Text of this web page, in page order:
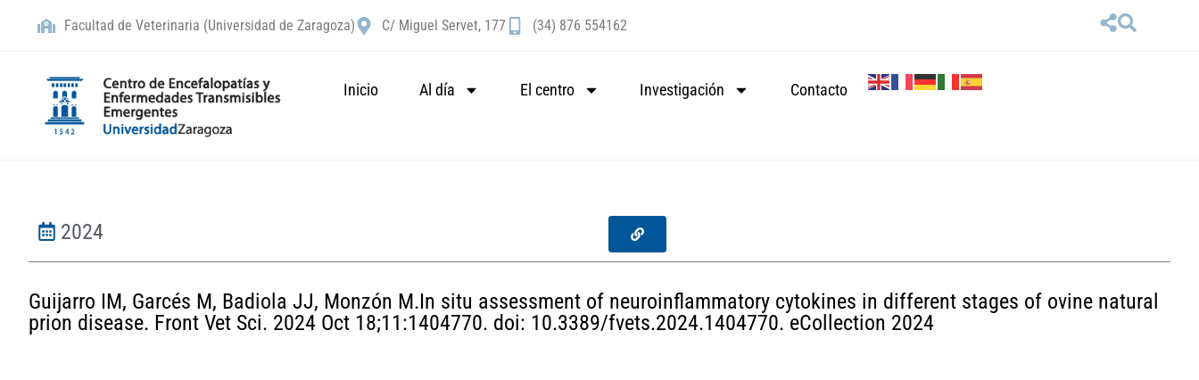
Facultad de Veterinaria (Universidad de Zaragoza) C/ Miguel Servet, 177 (34) 876 554162
Inicio Al día El centro Investigación Contacto
2024
Guijarro IM, Garcés M, Badiola JJ, Monzón M.In situ assessment of neuroinflammatory cytokines in different stages of ovine natural
prion disease. Front Vet Sci. 2024 Oct 18;11:1404770. doi: 10.3389/fvets.2024.1404770. eCollection 2024